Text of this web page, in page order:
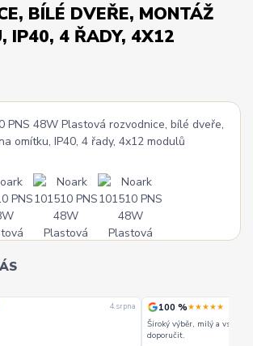
BÍLÉ DVEŘE, MONTÁŽ
IP40, 4 ŘADY, 4X12
4. srpna 100 %★★★★★
Široký výběr, milý a
doporučit.